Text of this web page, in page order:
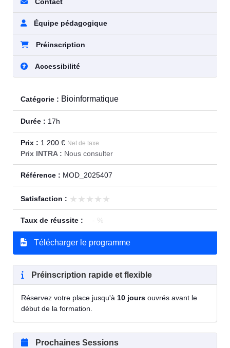
Contact
Équipe pédagogique
Préinscription
Accessibilité
Catégorie : Bioinformatique
Durée : 17h
Prix : 1 200 € Net de taxe
Prix INTRA : Nous consulter
Référence : MOD_2025407
Satisfaction : ★★★★★
★★★★★
Taux de réussite : - %
Télécharger le programme
Préinscription rapide et flexible
Réservez votre place jusqu'à 10 jours ouvrés avant le
début de la formation.
Prochaines Sessions